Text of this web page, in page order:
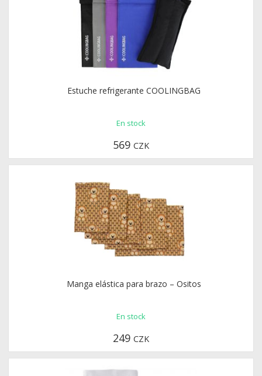
Medtronic iPort Advance puerto de inyección 10 piezas - 6mm
En stock
2 499CZK
Manga elástica para brazo – Gris
En stock
249 CZK
Estuche refrigerante COOLINGBAG
En stock
569 CZK
Manga elástica para brazo – Ositos
En stock
249 CZK